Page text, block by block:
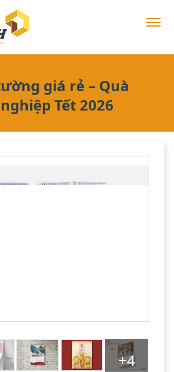
giá rẻ – Quà
Tết 2026
+4